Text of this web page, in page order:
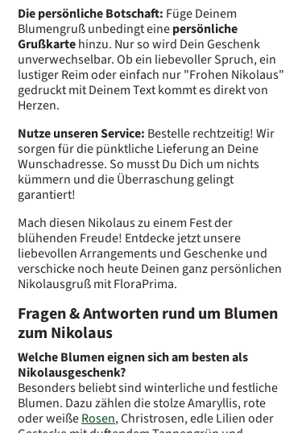
Die persönliche Botschaft: Füge Deinem
Blumengruß unbedingt einepersönliche
Grußkartehinzu. Nur so wird Dein Geschenk
unverwechselbar. Ob ein liebevoller Spruch, ein
lustiger Reim oder einfach nur "Frohen Nikolaus"
gedruckt mit Deinem Text kommt es direkt von
Herzen.
Nutze unseren Service: Bestelle rechtzeitig! Wir
sorgen für die pünktliche Lieferung an Deine
Wunschadresse. So musst Du Dich um nichts
kümmern und die Überraschung gelingt
garantiert!
Mach diesen Nikolaus zu einem Fest der
blühenden Freude! Entdecke jetzt unsere
liebevollen Arrangements und Geschenke und
verschicke noch heute Deinen ganz persönlichen
Nikolausgruß mit FloraPrima.
Fragen & Antworten rund um Blumen
zum Nikolaus
Welche Blumen eignen sich am besten als
Nikolausgeschenk?
Besonders beliebt sind winterliche und festliche
Blumen. Dazu zählen die stolze Amaryllis, rote
oder weißeRosen, Christrosen, edle Lilien oder